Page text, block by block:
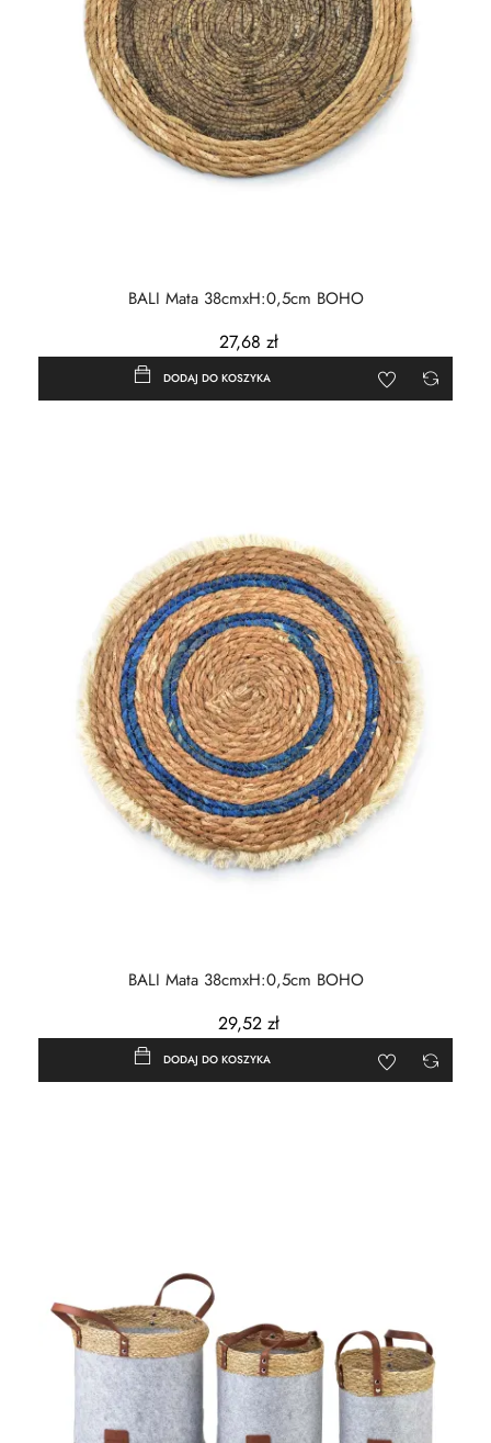
BALI Mata 38cmxH:0,5cm BOHO
27,68 zł
DODAJ DO KOSZYKA
BALI Mata 38cmxH:0,5cm BOHO
29,52 zł
DODAJ DO KOSZYKA